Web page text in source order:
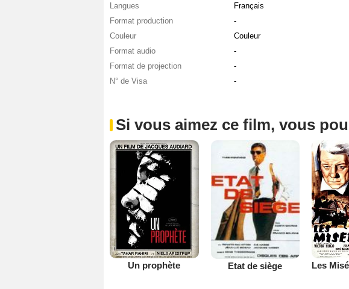
Langues
Français
Format production
-
Couleur
Couleur
Format audio
-
Format de projection
-
N° de Visa
-
Si vous aimez ce film, vous
Un prophète Etat de siège